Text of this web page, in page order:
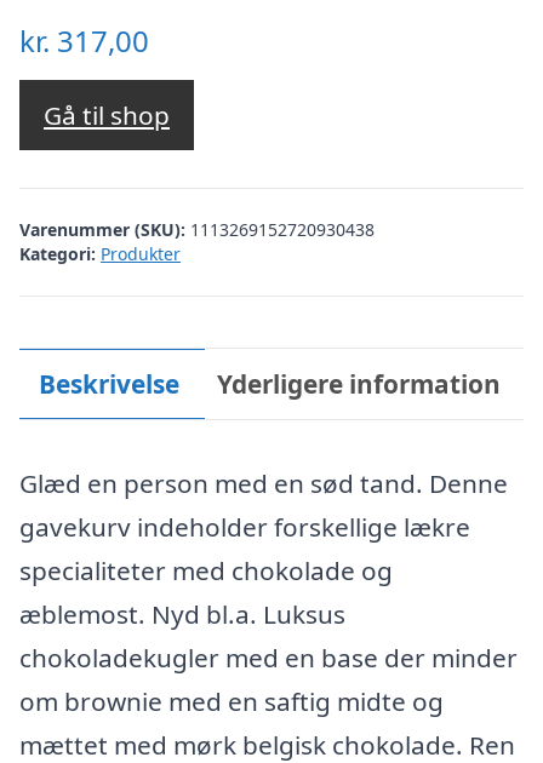
kr. 317,00
Gå til shop
Varenummer (SKU): 1113269152720930438
Kategori: Produkter
Beskrivelse Yderligere information
Glæd en person med en sød tand. Denne
gavekurv indeholder forskellige lækre
specialiteter med chokolade og
æblemost. Nyd bl.a. Luksus
chokoladekugler med en base der minder
om brownie med en saftig midte og
mættet med mørk belgisk chokolade. Ren